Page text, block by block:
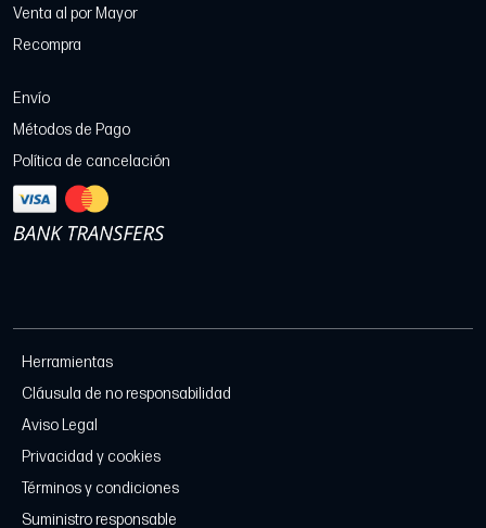
Venta al por Mayor
Recompra
Envío
Métodos de Pago
Política de cancelación
Herramientas
Cláusula de no responsabilidad
Aviso Legal
Privacidad y cookies
Términos y condiciones
Suministro responsable